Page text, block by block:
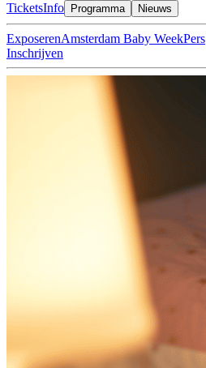
TicketsInfo Programma Nieuws
ExposerenAmsterdam Baby WeekPers
Inschrijven